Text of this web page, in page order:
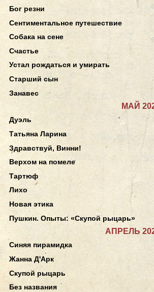
Бог резни
Сентиментальное путешествие
Собака на сене
Счастье
Устал рождаться и умирать
Старший сын
Занавес
МАЙ
Дуэль
Татьяна Ларина
Здравствуй, Винни!
Верхом на помеле
Тартюф
Лихо
Новая этика
Пушкин. Опыты: «Скупой рыцарь»
АПРЕЛЬ
Синяя пирамидка
Жанна Д'Арк
Скупой рыцарь
Без названия